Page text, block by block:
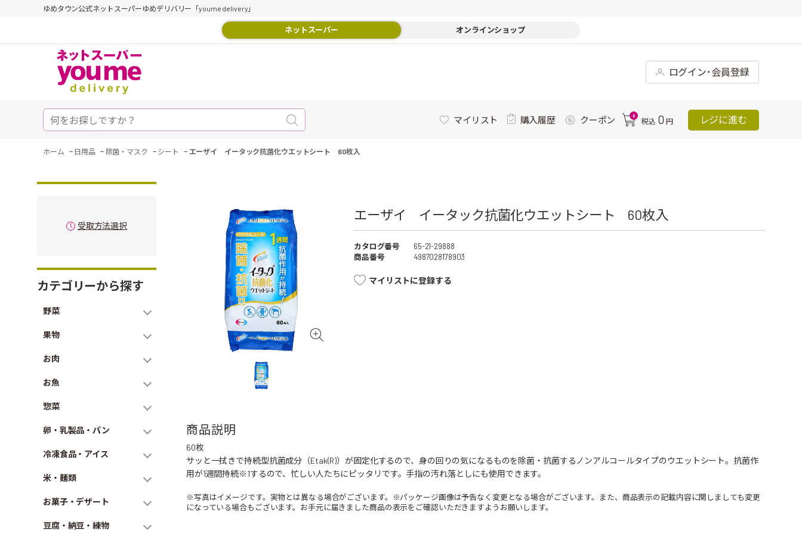
ゆめタウン公式ネットスーパーゆめデリバリー「youme delivery」
ネットスーパー オンラインショップ
ログイン･会員登録
マイリスト 購入履歴 クーポン 0
税込 0 円 レジに進む
ホーム - 日用品 - 除菌・マスク - シート - エーザイ イータック抗菌化ウエットシート 60枚入
受取方法選択
カテゴリーから探す
野菜
果物
お肉
お魚
惣菜
卵・乳製品・パン
冷凍食品・アイス
米・麺類
お菓子・デザート
豆腐・納豆・練物
エーザイ イータック抗菌化ウエットシート 60枚入
カタログ番号
65-21-29888
商品番号
4987028178903
マイリストに登録する
商品説明
60枚
サッと一拭きで持続型抗菌成分（Etak(R)）が固定化するので、身の回りの気になるものを除菌・抗菌するノンアルコールタイプのウエットシート。抗菌作
用が1週間持続※1するので、忙しい人たちにピッタリです。手指の汚れ落としにも使用できます。
※写真はイメージです。実物とは異なる場合がございます。※パッケージ画像は予告なく変更となる場合がございます。また、商品表示の記載内容に関しましても変更
になっている場合もございます。お手元に届きました商品の表示をご確認いただきますようお願いします。